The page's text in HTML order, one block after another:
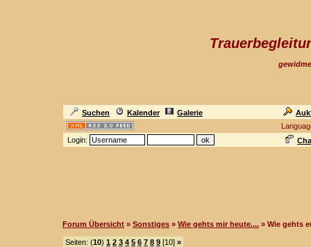
Suchen Kalender Galerie
Login:
Forum Übersicht » Sonstiges » Wie gehts mir heute.... » Wie gehts
Seiten: (10) 1 2 3 4 5 6 7 8 9 [10] »